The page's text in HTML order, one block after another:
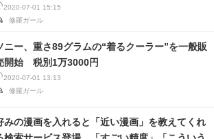
2020-07-01 15:15
修羅ガール
2020-07-01 13:13
修羅ガール
ニー、重さ89グラムの“着るクーラー”を一般販
開始 税別1万3000円
みの漫画を入れると「近い漫画」を教えてくれ